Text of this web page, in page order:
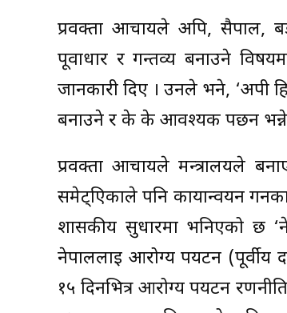
प्रवक्ता आचार्यले अपि, सैपाल,
पूर्वाधार र गन्तव्य बनाउने
जानकारी दिए । उनले भने, ‘अपी
बनाउने र के के आवश्यक पर्छन
प्रवक्ता आचार्यले मन्त्रालयले
समेट्एिकाले पनि कार्यान्वयन
शासकीय सुधारमा भनिएको छ
नेपाललाई आरोग्य पर्यटन (पूर्वीय
१५ दिनभित्र आरोग्य पर्यटन